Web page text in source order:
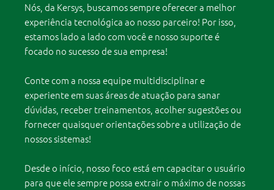
Nós, da Kersys, buscamos sempre oferecer a melhor
experiência tecnológica ao nosso parceiro! Por isso,
estamos lado a lado com você e nosso suporte é
focado no sucesso de sua empresa!
Conte com a nossa equipe multidisciplinar e
experiente em suas áreas de atuação para sanar
dúvidas, receber treinamentos, acolher sugestões ou
fornecer quaisquer orientações sobre a utilização de
nossos sistemas!
Desde o início, nosso foco está em capacitar o usuário
para que ele sempre possa extrair o máximo de nossas